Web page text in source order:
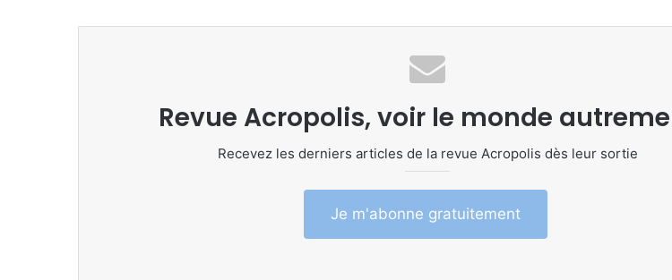
Revue Acropolis, voir le monde
Recevez les derniers articles de la revue Acropolis dès leur sortie
Je m'abonne gratuitement